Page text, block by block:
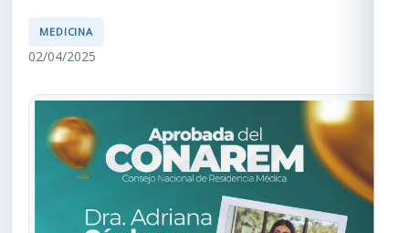
MEDICINA
02/04/2025